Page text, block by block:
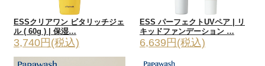
ESSクリアワン ビタリッチジェ
ル ( 60g ) | 保湿…
3,740円(税込)
ESS パーフェクトUVペア | リ
キッドファンデーション …
6,639円(税込)